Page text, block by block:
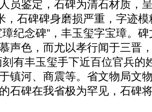
员鉴定，石碑为清石材质，
，石碑碑身磨损严重，字迹
纪念碑”，丰玉玺字宝璋。
声色，而尤以孝行闻于三晋
刻有丰玉玺手下近百位官兵的
镇河、商震等。省文物局文
石碑在我省极为罕见，石碑